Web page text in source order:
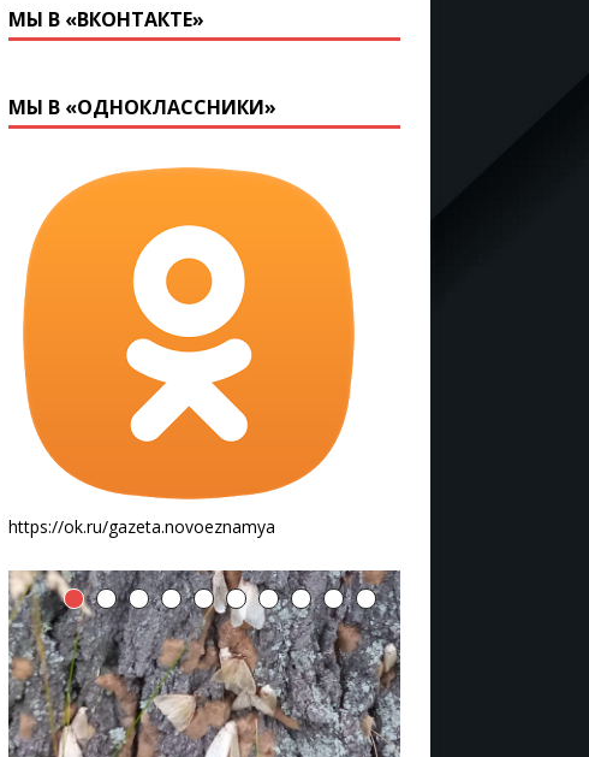
МЫ В «ВКОНТАКТЕ»
МЫ В «ОДНОКЛАССНИКИ»
https://ok.ru/gazeta.novoeznamya